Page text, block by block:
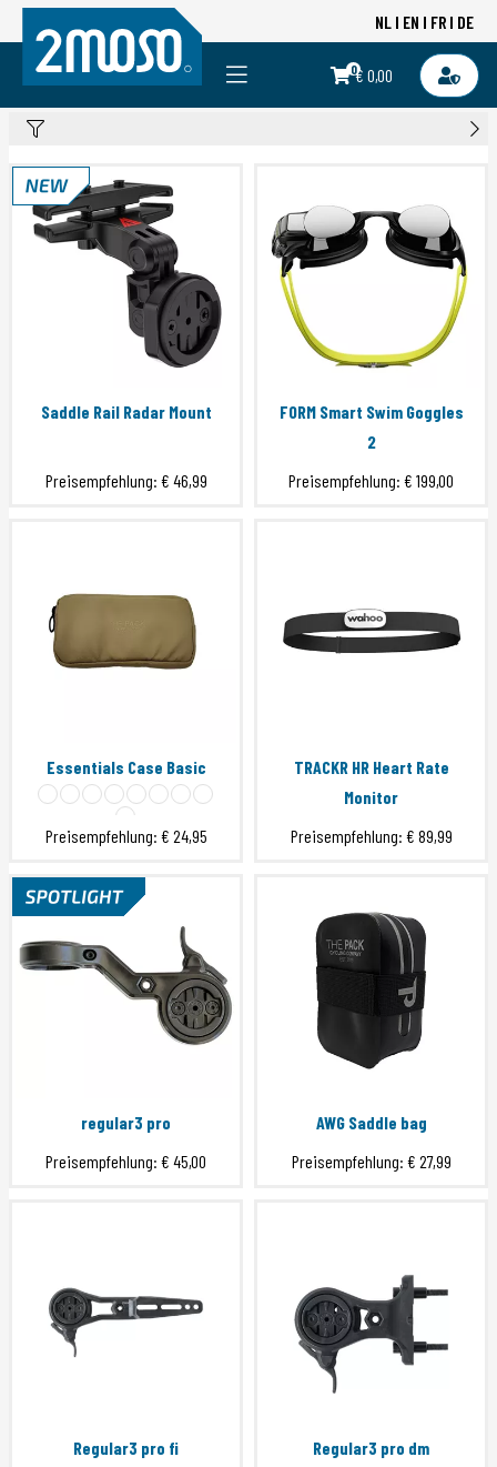
NL EN FR DE
0€ 0,00
Saddle Rail Radar Mount
Preisempfehlung: € 46,99
FORM Smart Swim Goggles
2
Preisempfehlung: € 199,00
Essentials Case Basic
Preisempfehlung: € 24,95
TRACKR HR Heart Rate
Monitor
Preisempfehlung: € 89,99
regular3 pro
Preisempfehlung: € 45,00
AWG Saddle bag
Preisempfehlung: € 27,99
Regular3 pro fi
Regular3 pro dm